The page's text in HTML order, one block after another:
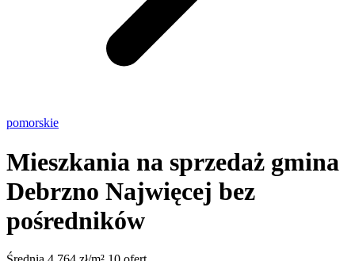
pomorskie
Mieszkania na sprzedaż gmina
Debrzno Najwięcej bez
pośredników